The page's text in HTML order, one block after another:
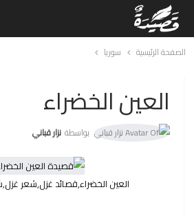
الصفحة الرئيسية سوريا
العين الخضراء
بواسطة نزار قباني
العين الخضراء,قصائد غزل,شعر